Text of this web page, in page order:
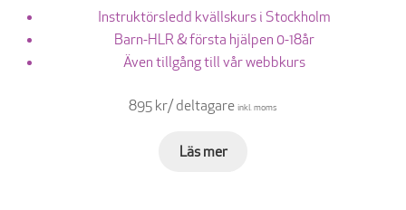
Instruktörsledd kvällskurs i Stockholm
Barn-HLR & första hjälpen 0-18år
Även tillgång till vår webbkurs
895 kr/ deltagare inkl. moms
Läs mer